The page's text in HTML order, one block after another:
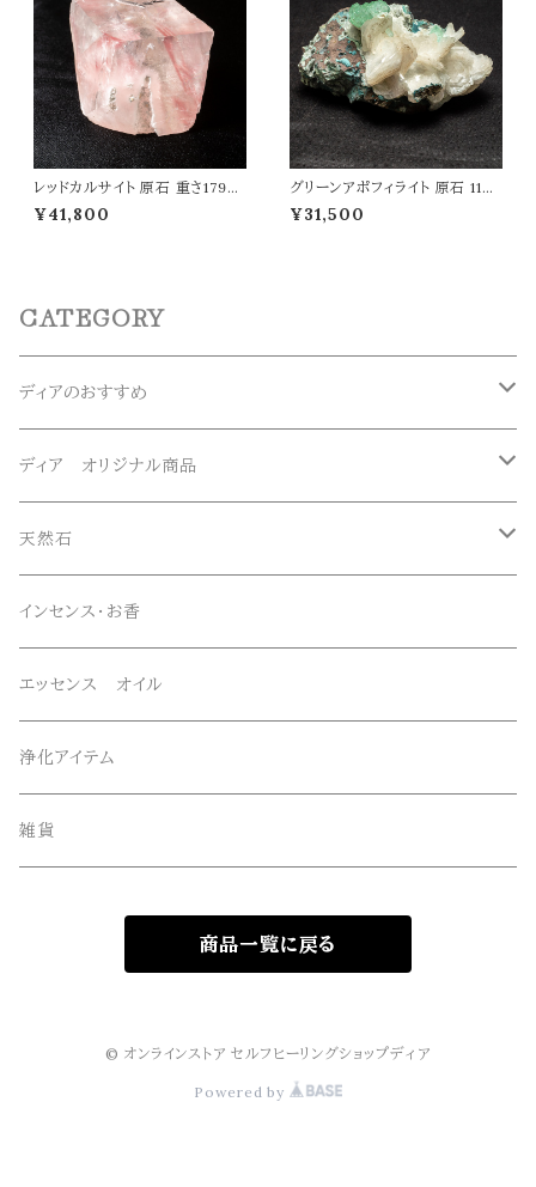
レッドカルサイト 原石 重さ179g
天然石 パワーストーン t0586
¥41,800
グリーンアポフィライト 原石 114g
魚眼石 アポフィライト 天然石 パ
ワーストーン 鉱物 結晶 t0087
¥31,500
CATEGORY
ディアのおすすめ
ガネーシュヒマール産水晶
マニハール産水晶
スーパーセブン
ディア オリジナル商品
オリジナルブレスレット
オリジナルペンダント
オリジナルエッセンススプレー
オリジナルサンキャッチャー
オリジナル雑貨
天然石
ブレスレット
ネックレス・ペンダントトップ
ルース・タンブル
丸玉・ポイント
インセンス・お香
エッセンス オイル
浄化アイテム
雑貨
商品一覧に戻る
© オンラインストア セルフヒーリングショップディア
Powered by